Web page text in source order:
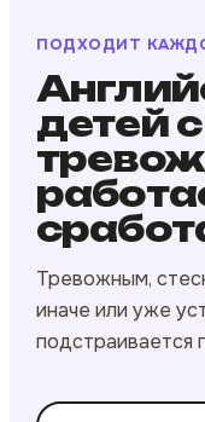
ПОДХОДИТ
детей
Тревожным,
иначе или уже
подстраивается